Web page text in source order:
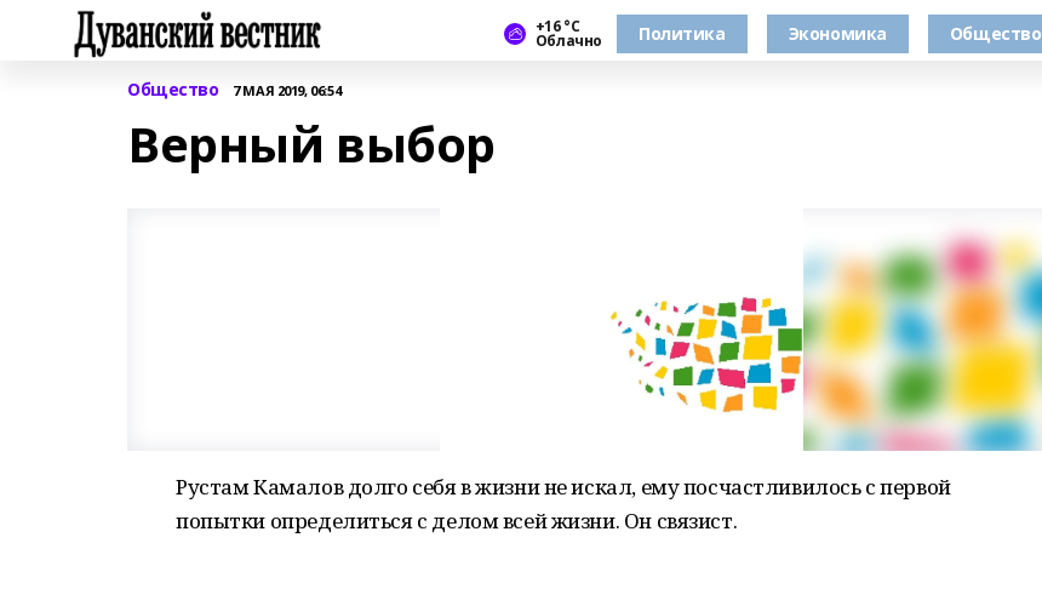
+16 °С
Облачно Политика Экономика Общество
Общество 7 МАЯ 2019, 06:54
Верный выбор
Рустам Камалов долго себя в жизни не искал, ему посчастливилось с первой
попытки определиться с делом всей жизни. Он связист.